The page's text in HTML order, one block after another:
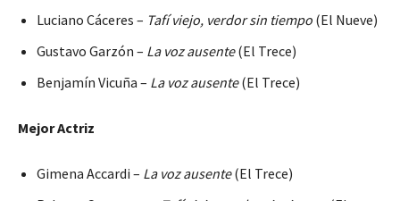
Luciano Cáceres – Tafí viejo, verdor sin tiempo (El Nueve)
Gustavo Garzón – La voz ausente(El Trece)
Benjamín Vicuña – La voz ausente(El Trece)
Mejor Actriz
Gimena Accardi – La voz ausente(El Trece)